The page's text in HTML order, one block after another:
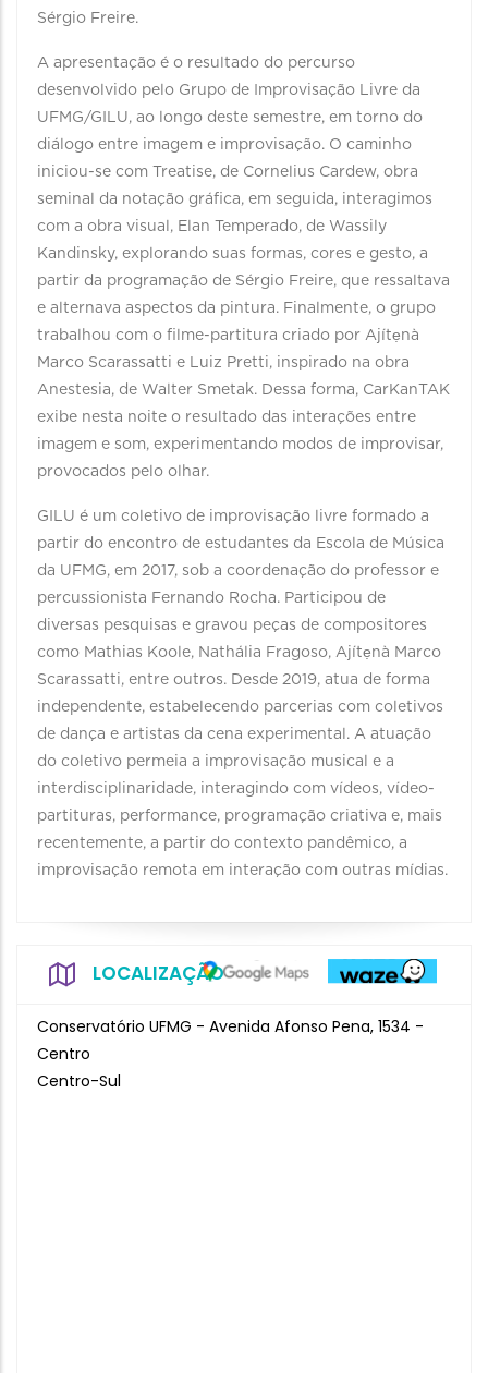
Sérgio Freire.
A apresentação é o resultado do percurso
desenvolvido pelo Grupo de Improvisação Livre da
UFMG/GILU, ao longo deste semestre, em torno do
diálogo entre imagem e improvisação. O caminho
iniciou-se com Treatise, de Cornelius Cardew, obra
seminal da notação gráfica, em seguida, interagimos
com a obra visual, Elan Temperado, de Wassily
Kandinsky, explorando suas formas, cores e gesto, a
partir da programação de Sérgio Freire, que ressaltava
e alternava aspectos da pintura. Finalmente, o grupo
trabalhou com o filme-partitura criado por Ajítẹnà
Marco Scarassatti e Luiz Pretti, inspirado na obra
Anestesia, de Walter Smetak. Dessa forma, CarKanTAK
exibe nesta noite o resultado das interações entre
imagem e som, experimentando modos de improvisar,
provocados pelo olhar.
GILU é um coletivo de improvisação livre formado a
partir do encontro de estudantes da Escola de Música
da UFMG, em 2017, sob a coordenação do professor e
percussionista Fernando Rocha. Participou de
diversas pesquisas e gravou peças de compositores
como Mathias Koole, Nathália Fragoso, Ajítẹnà Marco
Scarassatti, entre outros. Desde 2019, atua de forma
independente, estabelecendo parcerias com coletivos
de dança e artistas da cena experimental. A atuação
do coletivo permeia a improvisação musical e a
interdisciplinaridade, interagindo com vídeos, vídeo-
partituras, performance, programação criativa e, mais
recentemente, a partir do contexto pandêmico, a
improvisação remota em interação com outras mídias.
LOCALIZAÇÃO
Conservatório UFMG - Avenida Afonso Pena, 1534 -
Centro
Centro-Sul